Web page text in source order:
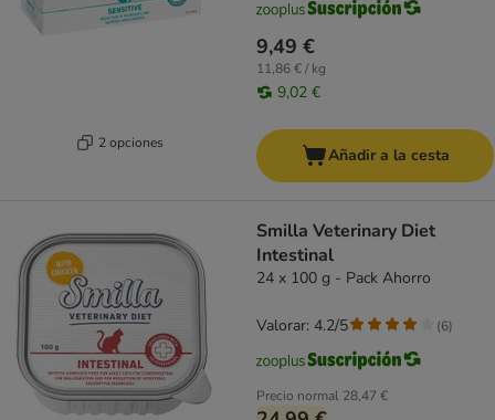
2 opciones
9,49 €
11,86 € / kg
9,02 €
Añadir a la cesta
Smilla Veterinary Diet
Intestinal
24 x 100 g - Pack Ahorro
Precio normal 28,47 €
Valorar: 4.2/5 (6)